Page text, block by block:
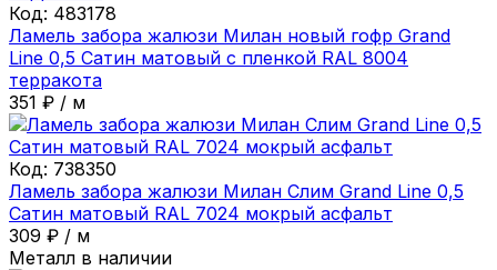
Код: 483178
Ламель забора жалюзи Милан новый гофр Grand
Line 0,5 Сатин матовый с пленкой RAL 8004
терракота
351 ₽ / м
Код: 738350
Ламель забора жалюзи Милан Слим Grand Line 0,5
Сатин матовый RAL 7024 мокрый асфальт
309 ₽ / м
Металл в наличии